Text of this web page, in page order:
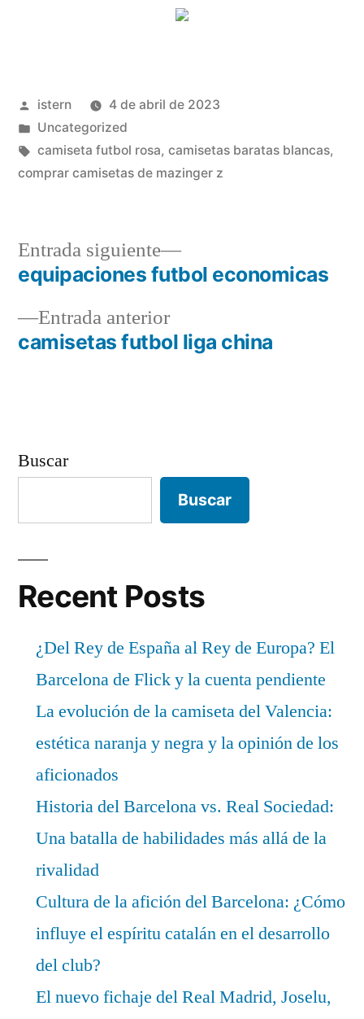
Publicado
por
istern
4 de abril de 2023
Publicado
en
Uncategorized
Etiquetas:
camiseta futbol rosa, camisetas baratas blancas,
comprar camisetas de mazinger z
Navegación
deEntrada anteriorEntrada
anterior:
camisetas futbol liga china
Entrada siguiente
Entrada
siguiente:
equipaciones futbol economicas
Buscar
Buscar
Recent Posts
¿Del Rey de España al Rey de Europa? El
Barcelona de Flick y la cuenta pendiente
La evolución de la camiseta del Valencia:
estética naranja y negra y la opinión de los
aficionados
Historia del Barcelona vs. Real Sociedad:
Una batalla de habilidades más allá de la
rivalidad
Cultura de la afición del Barcelona: ¿Cómo
influye el espíritu catalán en el desarrollo
del club?
El nuevo fichaje del Real Madrid, Joselu,